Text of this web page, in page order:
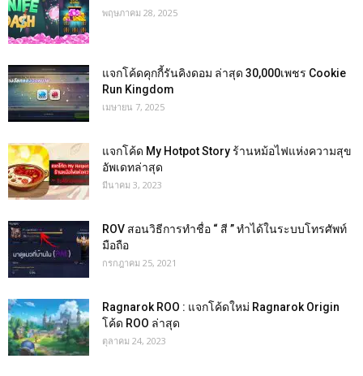
พฤษภาคม 28, 2025
แจกโค้ดคุกกี้รันคิงดอม ล่าสุด 30,000เพชร Cookie
Run Kingdom
เมษายน 7, 2025
แจกโค้ด My Hotpot Story ร้านหม้อไฟแห่งความสุข
อัพเดทล่าสุด
มีนาคม 3, 2023
ROV สอนวิธีการทำชื่อ “ สี ” ทำได้ในระบบโทรศัพท์
มือถือ
กรกฎาคม 25, 2021
Ragnarok ROO : แจกโค้ดใหม่ Ragnarok Origin
โค้ด ROO ล่าสุด
ตุลาคม 24, 2023